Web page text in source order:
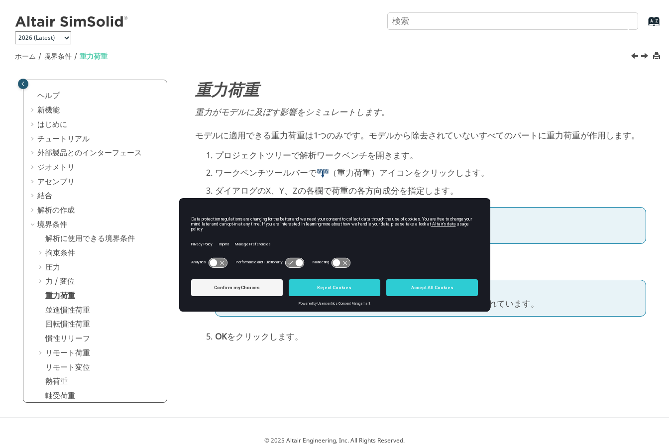
ホーム 境界条件 重力荷重
ヘルプ
新機能
はじめに
チュートリアル
外部製品とのインターフェース
ジオメトリ
アセンブリ
結合
解析の作成
境界条件
解析に使用できる境界条件
拘束条件
圧力
力 / 変位
重力荷重
並進慣性荷重
回転慣性荷重
慣性リリーフ
リモート荷重
リモート変位
熱荷重
軸受荷重
重力荷重
重力がモデルに及ぼす影響をシミュレートします。
モデルに適用できる重力荷重は1つのみです。モデルから除去されていないすべてのパートに重力荷重が作用します。
プロジェクトツリーで解析ワークベンチを開きます。
ワークベンチツールバーで
（重力荷重）アイコンをクリックします。
ダイアログのX、Y、Zの各欄で荷重の各方向成分を指定します。
注:
重力荷重の大きさに対する増幅率を指定します。
注:
1Gの重力荷重に対する比率として、デフォルトの大きさが指定されています。
OKをクリックします。
© 2025 Altair Engineering, Inc. All Rights Reserved.